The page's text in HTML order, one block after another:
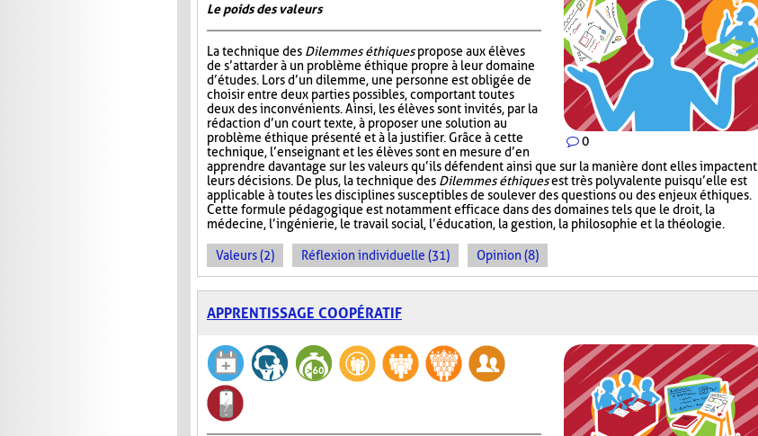
0
Le poids des valeurs
La technique des Dilemmes éthiquespropose aux élèves
de s’attarder à un problème éthique propre à leur domaine
d’études. Lors d’un dilemme, une personne est obligée de
choisir entre deux parties possibles, comportant toutes
deux des inconvénients. Ainsi, les élèves sont invités, par la
rédaction d’un court texte, à proposer une solution au
problème éthique présenté et à la justifier. Grâce à cette
technique, l’enseignant et les élèves sont en mesure d’en
apprendre davantage sur les valeurs qu’ils défendent ainsi que sur la manière dont elles impactent
leurs décisions. De plus, la technique des Dilemmes éthiquesest très polyvalente puisqu’elle est
applicable à toutes les disciplines susceptibles de soulever des questions ou des enjeux éthiques.
Cette formule pédagogique est notamment efficace dans des domaines tels que le droit, la
médecine, l’ingénierie, le travail social, l’éducation, la gestion, la philosophie et la théologie.
Valeurs (2) Réflexion individuelle (31) Opinion (8)
APPRENTISSAGE COOPÉRATIF